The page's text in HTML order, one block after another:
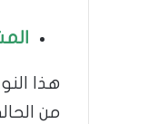
هذا
من